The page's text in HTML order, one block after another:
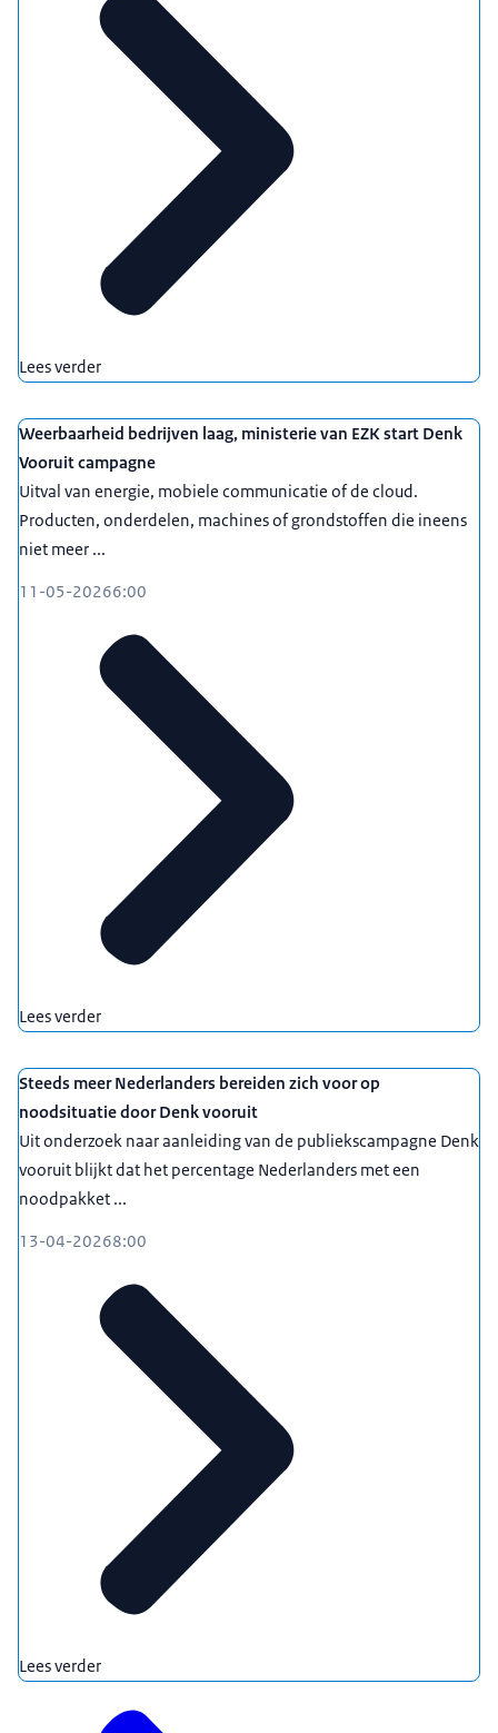
Lees verder
Weerbaarheid bedrijven laag, ministerie van EZK start Denk
Vooruit campagne
Uitval van energie, mobiele communicatie of de cloud.
Producten, onderdelen, machines of grondstoffen die ineens
niet meer ...
11-05-20266:00
Lees verder
Steeds meer Nederlanders bereiden zich voor op
noodsituatie door Denk vooruit
Uit onderzoek naar aanleiding van de publiekscampagne Denk
vooruit blijkt dat het percentage Nederlanders met een
noodpakket ...
13-04-20268:00
Lees verder